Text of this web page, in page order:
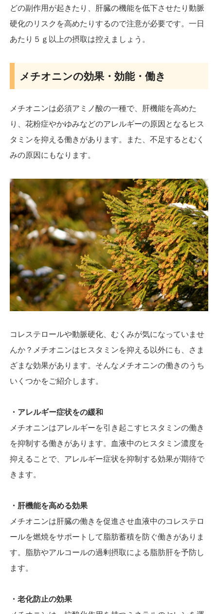
どの副作用が起きたり、肝臓の機能を低下させたり動脈
硬化のリスクを高めたりするので注意が必要です。一日
あたり５ｇ以上の摂取は控えましょう。
メチオニンの効果・効能・働き
メチオニンは必須アミノ酸の一種で、肝機能を高めた
り、花粉症やかゆみなどのアレルギーの原因となるヒス
タミンを抑える働きがあります。また、不足するとむく
みの原因にもなります。
コレステロールや動脈硬化、むくみが気になっていませ
んか？メチオニンはヒスタミンを抑える以外にも、さま
ざまな効果があります。そんなメチオニンの働きのうち
いくつかをご紹介します。
・アレルギー症状をの緩和
メチオニンはアレルギーを引き起こすヒスタミンの働き
を抑制する働きがあります。血液中のヒスタミン濃度を
抑えることで、アレルギー症状を抑制する効果が期待で
きます。
・肝機能を高める効果
メチオニンは肝臓の働きを促進させ血液中のコレステロ
ールを燃焼をサポートして脂肪蓄積を防ぐ働きがありま
す。脂肪やアルコールの過剰摂取による脂肪肝を予防し
ます。
・老化防止の効果